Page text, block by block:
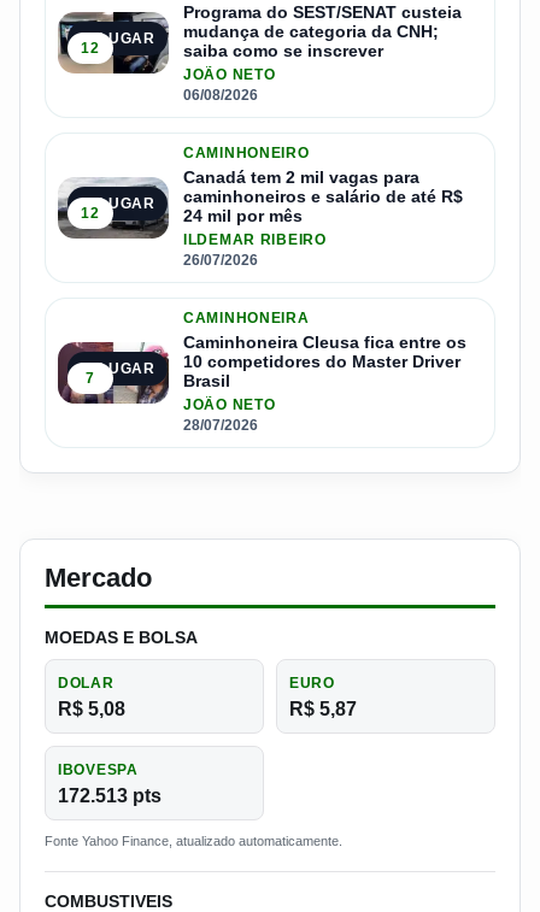
3º LUGAR
12
Programa do SEST/SENAT custeia
mudança de categoria da CNH;
saiba como se inscrever
JOÃO NETO
06/08/2026
4º LUGAR
12
CAMINHONEIRO
Canadá tem 2 mil vagas para
caminhoneiros e salário de até R$
24 mil por mês
ILDEMAR RIBEIRO
26/07/2026
5º LUGAR
7
CAMINHONEIRA
Caminhoneira Cleusa fica entre os
10 competidores do Master Driver
Brasil
JOÃO NETO
28/07/2026
Mercado
MOEDAS E BOLSA
DOLAR
R$ 5,08
EURO
R$ 5,87
IBOVESPA
172.513 pts
Fonte Yahoo Finance, atualizado automaticamente.
COMBUSTIVEIS